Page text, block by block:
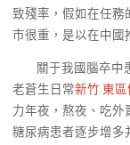
致殘率，假如在任務
市很重，是以在中國
關于我國腦卒中
老蒼生日常新竹 東區
力年夜，熬夜、吃外
糖尿病患者逐步增多